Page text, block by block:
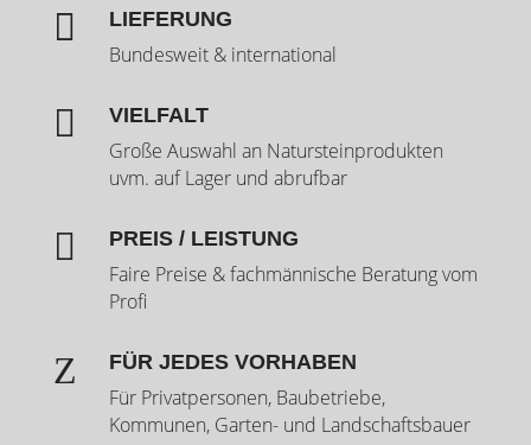
 LIEFERUNG
Bundesweit & international
 VIELFALT
Große Auswahl an Natursteinprodukten
uvm. auf Lager und abrufbar
 PREIS / LEISTUNG
Faire Preise & fachmännische Beratung vom
Profi
Z FÜR JEDES VORHABEN
Für Privatpersonen, Baubetriebe,
Kommunen, Garten- und Landschaftsbauer